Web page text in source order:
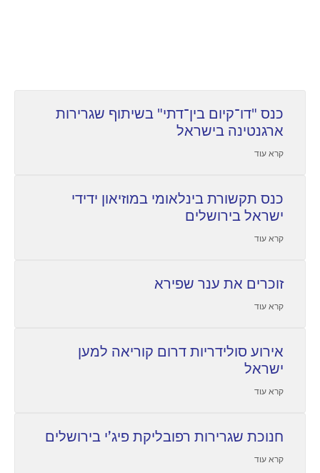
כנס "דו־קיום בין־דתי" בשיתוף שגרירות
ארגנטינה בישראל
קרא עוד
כנס תקשורת בינלאומי במוזיאון ידידי
ישראל בירושלים
קרא עוד
זוכרים את ענר שפירא
קרא עוד
אירוע סולידריות דרום קוריאה למען
ישראל
קרא עוד
חנוכת שגרירות רפובליקת פיג’י בירושלים
קרא עוד